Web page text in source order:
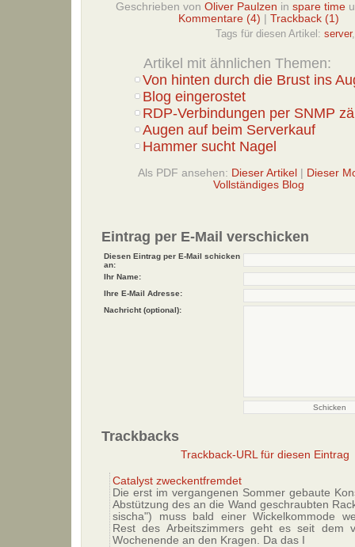
Geschrieben von Oliver Paulzen in spare time
Kommentare (4)
Trackback (1)
Tags für diesen Artikel: server
Artikel mit ähnlichen Themen:
Von hinten durch die Brust ins
Blog eingerostet
RDP-Verbindungen per SNMP
Augen auf beim Serverkauf
Hammer sucht Nagel
Als PDF ansehen: Dieser Artikel
Dieser
Vollständiges Blog
Eintrag per E-Mail verschicken
Diesen Eintrag per E-Mail schicken
an:
Ihr Name:
Ihre E-Mail Adresse:
Nachricht (optional):
Trackbacks
Trackback-URL für diesen Eintrag
Catalyst zweckentfremdet
Die erst im vergangenen Sommer gebaute
Abstützung des an die Wand geschraubten
sischa") muss bald einer Wickelkommode
Rest des Arbeitszimmers geht es seit dem
Wochenende an den Kragen. Da das I